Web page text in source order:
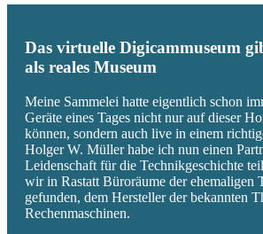
Das virtuelle Digicammuseum
als reales Museum
Meine Sammelei hatte eigentlich schon
Geräte eines Tages nicht nur auf dieser
können, sondern auch live in einem
Holger W. Müller habe ich nun einen
Leidenschaft für die Technikgeschichte
wir in Rastatt Büroräume der ehemaligen
gefunden, dem Hersteller der bekannten
Rechenmaschinen.